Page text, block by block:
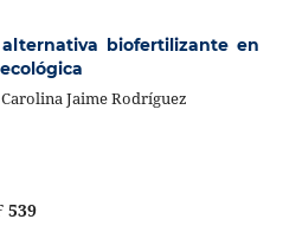
biofertilizante en
Jaime Rodríguez
539